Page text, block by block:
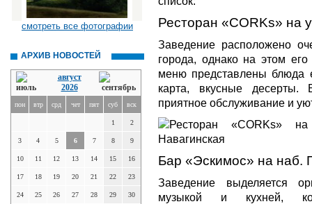
смотреть все фотографии
АРХИВ НОВОСТЕЙ
август
2026
пон втр срд чет пят суб вск
1 2
3 4 5 6 7 8 9
10 11 12 13 14 15 16
17 18 19 20 21 22 23
24 25 26 27 28 29 30
Ресторан «CORKs» на
Заведение расположено
города, однако на этом
меню представлены блюда
карта, вкусные десерты.
приятное обслуживание и
Бар «Эскимос» на наб.
Заведение выделяется
музыкой и кухней,